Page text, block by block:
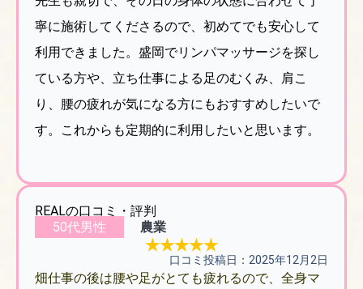
寧に施術してくださるので、初めてでも安心して
利用できました。盛岡でリンパマッサージを探し
ている方や、立ち仕事による足のむくみ、肩こ
り、腰の疲れが気になる方にもおすすめしたいで
す。これからも定期的に利用したいと思います。
REALの口コミ・評判
50代男性
農業
★★★★★
口コミ投稿日：2025年12月2日
畑仕事の後は腰や足がとても疲れるので、全身マ